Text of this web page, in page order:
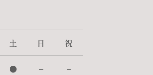
土 日 祝
● − −